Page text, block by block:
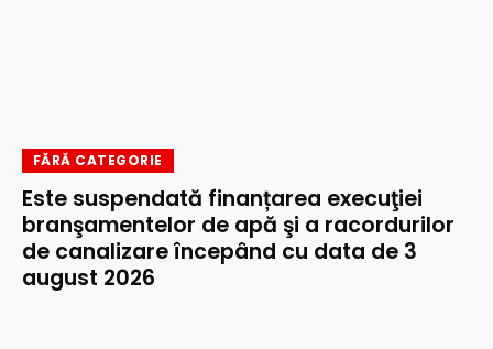
FĂRĂ CATEGORIE
Este suspendată finanțarea execuţiei
branşamentelor de apă şi a racordurilor
de canalizare începând cu data de 3
august 2026